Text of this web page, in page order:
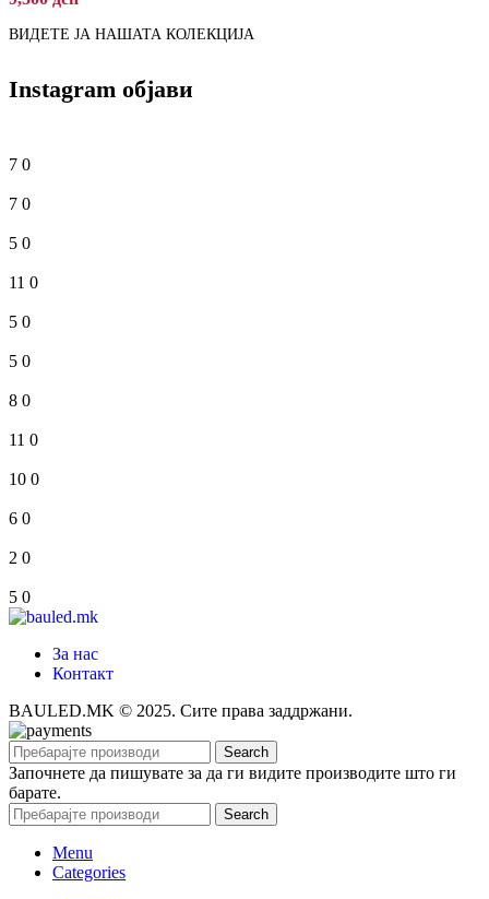
ВИДЕТЕ ЈА НАШАТА КОЛЕКЦИЈА
Instagram објави
7 0
7 0
5 0
11 0
5 0
5 0
8 0
11 0
10 0
6 0
2 0
5 0
За нас
Контакт
BAULED.MK © 2025. Сите права заддржани.
Search
Започнете да пишувате за да ги видите производите што ги
барате.
Search
Menu
Categories